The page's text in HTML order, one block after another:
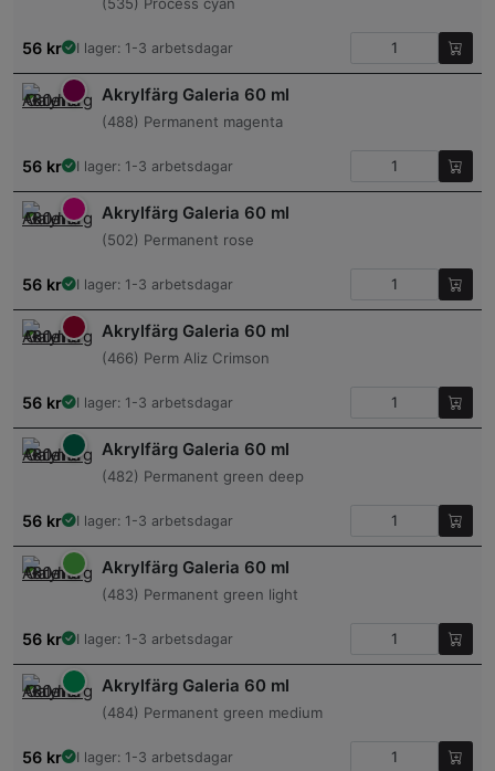
56 kr I lager: 1-3 arbetsdagar
Akrylfärg Galeria 60 ml
(488) Permanent magenta
56 kr I lager: 1-3 arbetsdagar
Akrylfärg Galeria 60 ml
(502) Permanent rose
56 kr I lager: 1-3 arbetsdagar
Akrylfärg Galeria 60 ml
(466) Perm Aliz Crimson
56 kr I lager: 1-3 arbetsdagar
Akrylfärg Galeria 60 ml
(482) Permanent green deep
56 kr I lager: 1-3 arbetsdagar
Akrylfärg Galeria 60 ml
(483) Permanent green light
56 kr I lager: 1-3 arbetsdagar
Akrylfärg Galeria 60 ml
(484) Permanent green medium
56 kr I lager: 1-3 arbetsdagar